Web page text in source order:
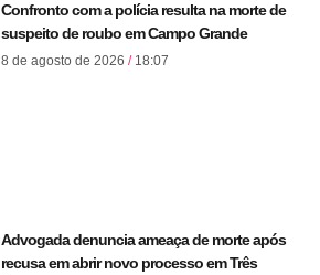
Confronto com a polícia resulta na morte de
suspeito de roubo em Campo Grande
8 de agosto de 2026 18:07
Advogada denuncia ameaça de morte após
recusa em abrir novo processo em Três